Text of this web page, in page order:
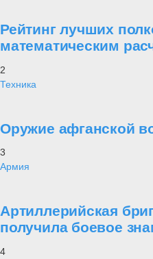
Рейтинг лучших
математическим
2
Техника
Оружие афганской
3
Армия
Артиллерийская
получила боевое
4